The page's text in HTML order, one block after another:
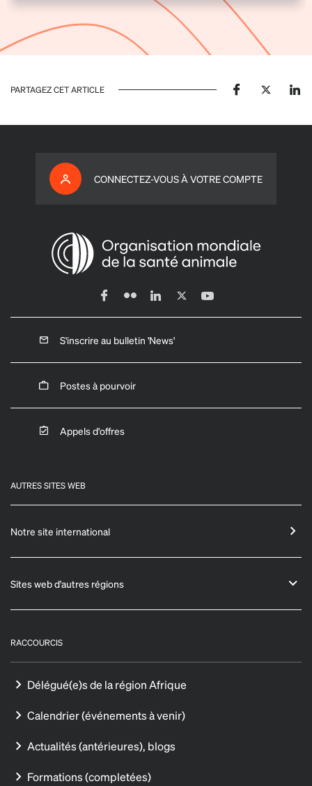
PARTAGEZ CET ARTICLE
CONNECTEZ-VOUS À VOTRE COMPTE
S'inscrire au bulletin 'News'
Postes à pourvoir
Appels d'offres
AUTRES SITES WEB
Notre site international
Sites web d'autres régions
RACCOURCIS
Délégué(e)s de la région Afrique
Calendrier (événements à venir)
Actualités (antérieures), blogs
Formations (completées)